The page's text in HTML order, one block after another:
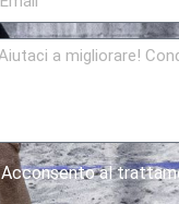
Acconsento al